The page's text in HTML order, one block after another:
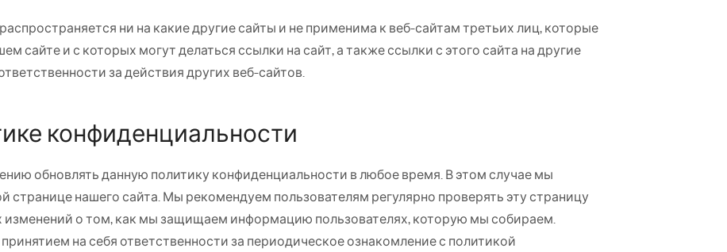
ни на какие другие сайты и не применима к веб-сайтам третьих лиц, которые
сайте и с которых могут делаться ссылки на сайт, а также ссылки с этого сайта на другие
за действия других веб-сайтов.
конфиденциальности
обновлять данную политику конфиденциальности в любое время. В этом случае мы
странице нашего сайта. Мы рекомендуем пользователям регулярно проверять эту страницу
изменений о том, как мы защищаем информацию пользователях, которую мы собираем.
на себя ответственности за периодическое ознакомление с политикой